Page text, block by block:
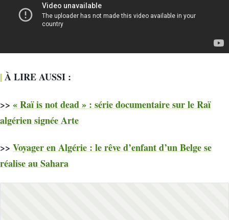
| À LIRE AUSSI :
>> « Raï is not dead » : série documentaire sur le Raï
algérien signée Arte
>> Voyager en Algérie : le rêve d’enfant d’un Belge se
réalise au Sahara